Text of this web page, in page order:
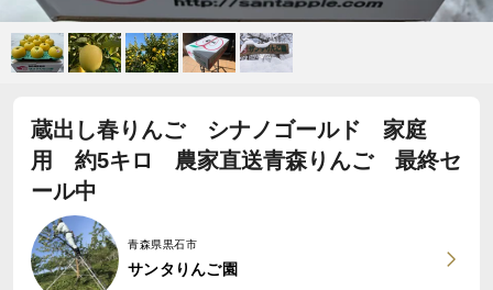
蔵出し春りんご シナノゴールド 家庭
用 約5キロ 農家直送青森りんご 最終セ
ール中
青森県黒石市
サンタりんご園